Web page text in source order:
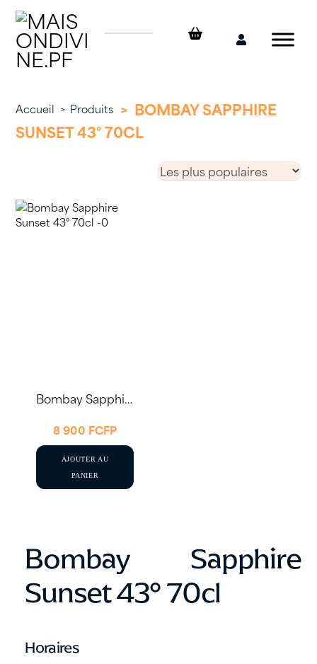
Skip
content
Mon
Accueil > Produits > BOMBAY SAPPHIRE
SUNSET 43° 70CL
Bombay Sapphire
Sunset 43° 70cl
Horaires
Bombay Sapphire Sunset 43° 70cl
8 900 FCFP
AJOUTER AU
PANIER